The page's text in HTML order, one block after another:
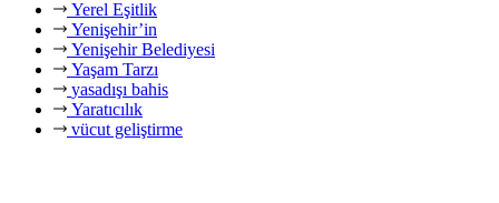
Yerel Eşitlik
Yenişehir’in
Yenişehir Belediyesi
Yaşam Tarzı
yasadışı bahis
Yaratıcılık
vücut geliştirme